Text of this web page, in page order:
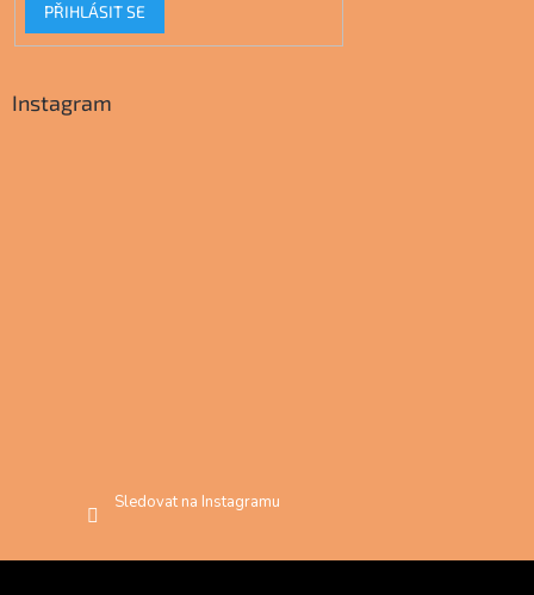
PŘIHLÁSIT SE
Instagram
Sledovat na Instagramu